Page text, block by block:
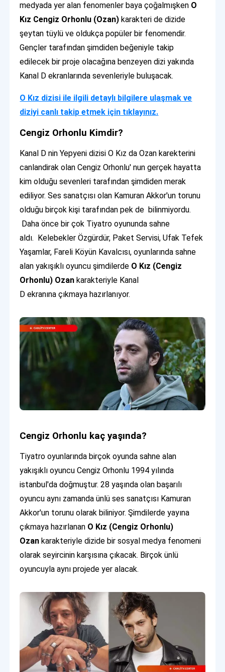
medyada yer alan fenomenler baya çoğalmışken O
Kız Cengiz Orhonlu (Ozan)karakteri de dizide
şeytan tüylü ve oldukça popüler bir fenomendir.
Gençler tarafından şimdiden beğeniyle takip
edilecek bir proje olacağına benzeyen dizi yakında
Kanal D ekranlarında sevenleriyle buluşacak.
O Kız dizisi ile ilgili detaylı bilgilere ulaşmak ve
diziyi canlı takip etmek için tıklayınız.
Cengiz Orhonlu Kimdir?
Kanal D nin Yepyeni dizisi O Kız da Ozan karekterini
canlandirak olan Cengiz Orhonlu' nun gerçek hayatta
kim olduğu sevenleri tarafından şimdiden merak
ediliyor. Ses sanatçısı olan Kamuran Akkor'un torunu
olduğu birçok kişi tarafından pek de bilinmiyordu.
Daha önce bir çok Tiyatro oyununda sahne
aldı. Kelebekler Özgürdür, Paket Servisi, Ufak Tefek
Yaşamlar, Fareli Köyün Kavalcısı, oyunlarında sahne
alan yakışıklı oyuncu şimdilerde O Kız (Cengiz
Orhonlu) Ozankarakteriyle Kanal
D ekranına çıkmaya hazırlanıyor.
Cengiz Orhonlu kaç yaşında?
Tiyatro oyunlarında birçok oyunda sahne alan
yakışıklı oyuncu Cengiz Orhonlu 1994 yılında
istanbul'da doğmuştur. 28 yaşında olan başarılı
oyuncu aynı zamanda ünlü ses sanatçısı Kamuran
Akkor'un torunu olarak biliniyor. Şimdilerde yayına
çıkmaya hazırlanan O Kız (Cengiz Orhonlu)
Ozankarakteriyle dizide bir sosyal medya fenomeni
olarak seyircinin karşısına çıkacak. Birçok ünlü
oyuncuyla aynı projede yer alacak.